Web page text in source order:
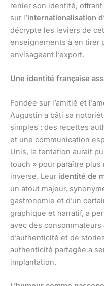
renier son identité,
sur l’internationalisation
décrypte les leviers de
enseignements à en tirer
envisageant l’export.
Une identité française
Fondée sur l’amitié et
Augustin a bâti sa
simples : des recettes
et une communication
Unis, la tentation aurait
touch » pour paraître
inverse. Leur identité de
un atout majeur,
gastronomie et d’un
graphique et narratif, a
avec des
d’authenticité et de
authenticité partagée a
implantation.